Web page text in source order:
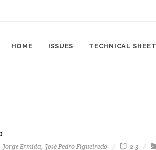
HOME ISSUES TECHNICAL SHEET
Ermida, José Pedro Figueiredo 2-3